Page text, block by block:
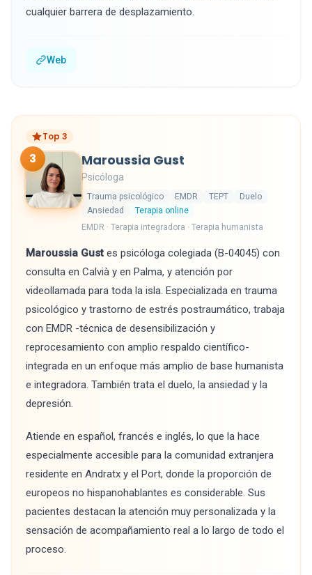
cualquier barrera de desplazamiento.
Web
Top 3
3 Maroussia Gust
Psicóloga
Trauma psicológico EMDR TEPT
Duelo
Ansiedad
Terapia online
EMDR · Terapia integradora · Terapia humanista
Maroussia Gust es psicóloga colegiada (B-04045) con
consulta en Calvià y en Palma, y atención por
videollamada para toda la isla. Especializada en trauma
psicológico y trastorno de estrés postraumático, trabaja
con EMDR -técnica de desensibilización y
reprocesamiento con amplio respaldo científico-
integrada en un enfoque más amplio de base humanista
e integradora. También trata el duelo, la ansiedad y la
depresión.
Atiende en español, francés e inglés, lo que la hace
especialmente accesible para la comunidad extranjera
residente en Andratx y el Port, donde la proporción de
europeos no hispanohablantes es considerable. Sus
pacientes destacan la atención muy personalizada y la
sensación de acompañamiento real a lo largo de todo el
proceso.